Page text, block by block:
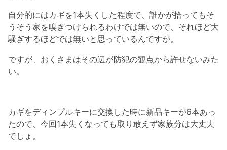
自分的にはカギを1本失くした程度で、誰かが拾ってもそ
うそう家を嗅ぎつけられるわけでは無いので、それほど大
騒ぎするほどでは無いと思っているんですが。
ですが、おくさまはその辺が防犯の観点から許せないみた
い。
カギをディンプルキーに交換した時に新品キーが6本あっ
たので、今回1本失くなっても取り敢えず家族分は大丈夫
でしょ。